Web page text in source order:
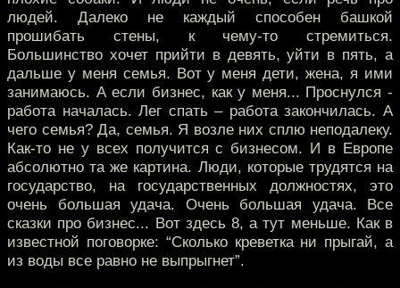
людей. Далеко не каждый способен башкой
прошибать стены, к чему-то стремиться.
Большинство хочет прийти в девять, уйти в пять, а
дальше у меня семья. Вот у меня дети, жена, я ими
занимаюсь. А если бизнес, как у меня... Проснулся -
работа началась. Лег спать – работа закончилась. А
чего семья? Да, семья. Я возле них сплю неподалеку.
Как-то не у всех получится с бизнесом. И в Европе
абсолютно та же картина. Люди, которые трудятся на
государство, на государственных должностях, это
очень большая удача. Очень большая удача. Все
сказки про бизнес... Вот здесь 8, а тут меньше. Как в
известной поговорке: “Сколько креветка ни прыгай, а
из воды все равно не выпрыгнет”.